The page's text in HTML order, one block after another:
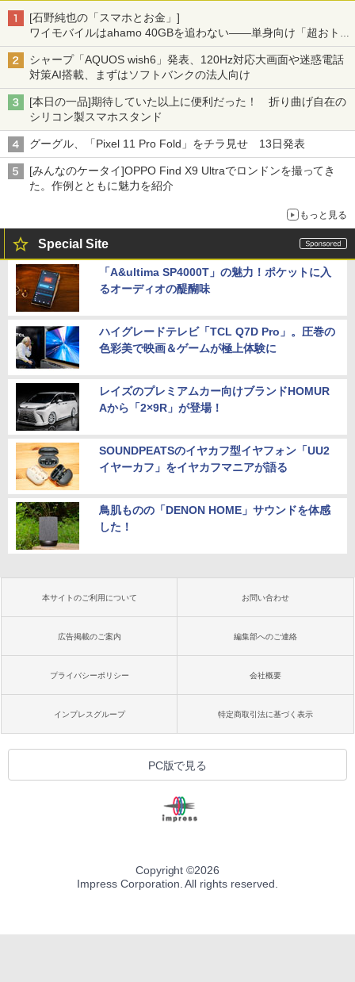
[石野純也の「スマホとお金」]
ワイモバイルはahamo 40GBを追わない――単身向け「超おトク
割」の安さと1年限定の注意点
シャープ「AQUOS wish6」発表、120Hz対応大画面や迷惑電話
対策AI搭載、まずはソフトバンクの法人向け
[本日の一品]期待していた以上に便利だった！ 折り曲げ自在の
シリコン製スマホスタンド
グーグル、「Pixel 11 Pro Fold」をチラ見せ 13日発表
[みんなのケータイ]OPPO Find X9 Ultraでロンドンを撮ってき
た。作例とともに魅力を紹介
もっと見る
Special Site
「A&ultima SP4000T」の魅力！ポケットに入
るオーディオの醍醐味
ハイグレードテレビ「TCL Q7D Pro」。圧巻の
色彩美で映画＆ゲームが極上体験に
レイズのプレミアムカー向けブランドHOMUR
Aから「2×9R」が登場！
SOUNDPEATSのイヤカフ型イヤフォン「UU2
イヤーカフ」をイヤカフマニアが語る
鳥肌ものの「DENON HOME」サウンドを体感
した！
本サイトのご利用について お問い合わせ
広告掲載のご案内 編集部へのご連絡
プライバシーポリシー 会社概要
インプレスグループ 特定商取引法に基づく表示
PC版で見る
Copyright ©2026
Impress Corporation. All rights reserved.